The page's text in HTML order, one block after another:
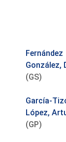
Fernández
González,
(GS)
García-
López,
(GP)